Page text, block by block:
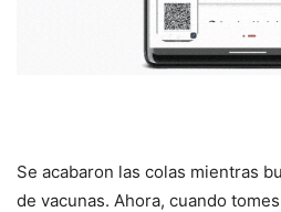
Se acabaron las colas mientras
de vacunas. Ahora, cuando